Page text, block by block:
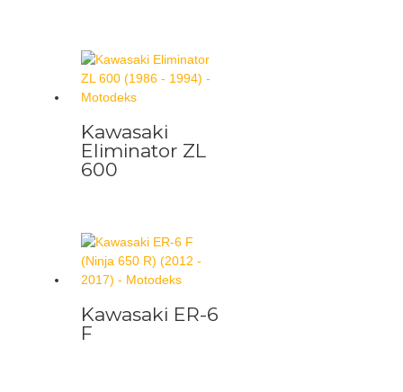
Kawasaki
Eliminator ZL
600
Kawasaki ER-6
F